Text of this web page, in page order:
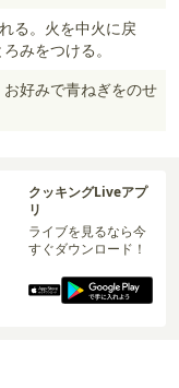
る。火を中火に戻
みをつける。
好みで青ねぎをのせ
クッキングLiveアプ
リ
ライブを見るなら今
すぐダウンロード！